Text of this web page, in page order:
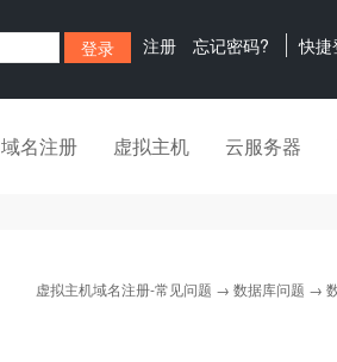
注册 忘记密码? 快捷
域名注册 虚拟主机 云服务器
虚拟主机域名注册-常见问题 → 数据库问题 →